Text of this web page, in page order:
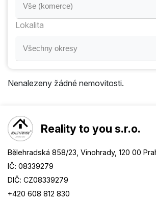
Vše (komerce)
Lokalita
Všechny okresy
Nenalezeny žádné nemovitosti.
Reality to you s.r.o.
Bělehradská 858/23, Vinohrady, 120 00
IČ: 08339279
DIČ: CZ08339279
+420 608 812 830